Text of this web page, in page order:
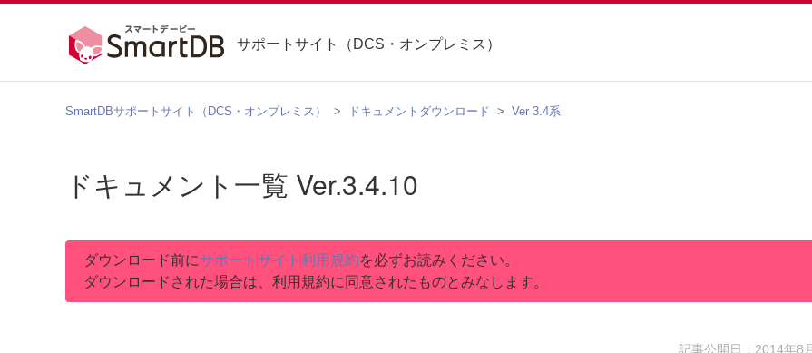
サポートサイト（DCS・オンプレミス）
SmartDBサポートサイト（DCS・オンプレミス） ドキュメントダウンロード Ver 3.4系
ドキュメント一覧 Ver.3.4.10
ダウンロード前にサポートサイト利用規約を必ずお読みください。
ダウンロードされた場合は、利用規約に同意されたものとみなします。
記事公開日：2014年8